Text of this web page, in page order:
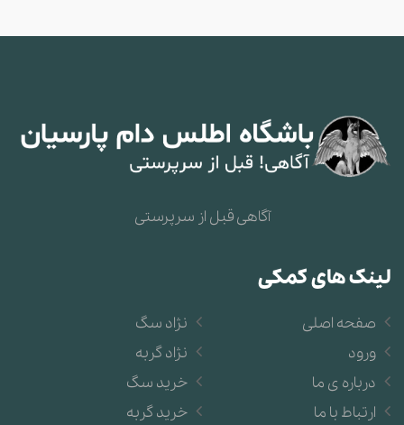
آگاهی قبل از سرپرستی
لینک های کمکی
نژاد سگ
نژاد گربه
خرید سگ
خرید گربه
صفحه اصلی
ورود
درباره ی ما
ارتباط با ما